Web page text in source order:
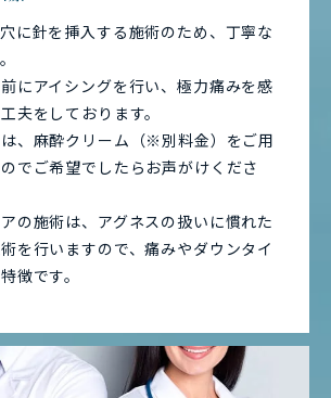
に針を挿入する施術のため、丁寧な
にアイシングを行い、極力痛みを感
夫をしております。
、麻酔クリーム（※別料金）をご用
でご希望でしたらお声がけくださ
の施術は、アグネスの扱いに慣れた
を行いますので、痛みやダウンタイ
徴です。